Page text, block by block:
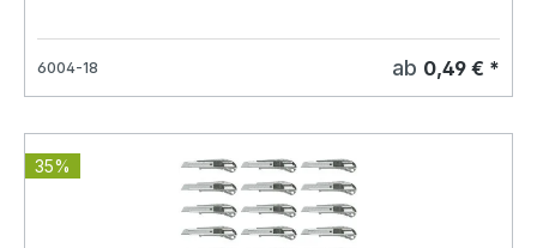
6004-18 ab 0,49 € *
35%